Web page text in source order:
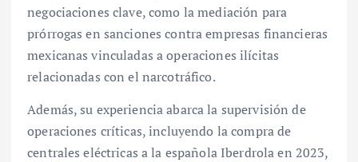
negociaciones clave, como la mediación para
prórrogas en sanciones contra empresas financieras
mexicanas vinculadas a operaciones ilícitas
relacionadas con el narcotráfico.
Además, su experiencia abarca la supervisión de
operaciones críticas, incluyendo la compra de
centrales eléctricas a la española Iberdrola en 2023,